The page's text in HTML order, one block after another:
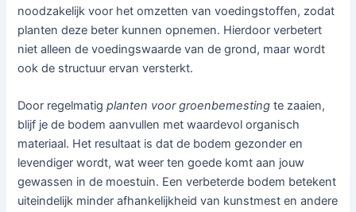
noodzakelijk voor het omzetten van voedingstoffen, zodat
planten deze beter kunnen opnemen. Hierdoor verbetert
niet alleen de voedingswaarde van de grond, maar wordt
ook de structuur ervan versterkt.
Door regelmatigplanten voor groenbemesting te zaaien,
blijf je de bodem aanvullen met waardevol organisch
materiaal. Het resultaat is dat de bodem gezonder en
levendiger wordt, wat weer ten goede komt aan jouw
gewassen in de moestuin. Een verbeterde bodem betekent
uiteindelijk minder afhankelijkheid van kunstmest en andere